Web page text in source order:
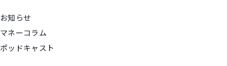
お知らせ
マネーコラム
ポッドキャスト